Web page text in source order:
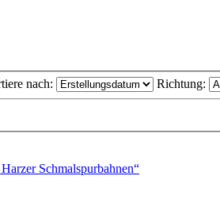
nach: Richtung:
Schmalspurbahnen“